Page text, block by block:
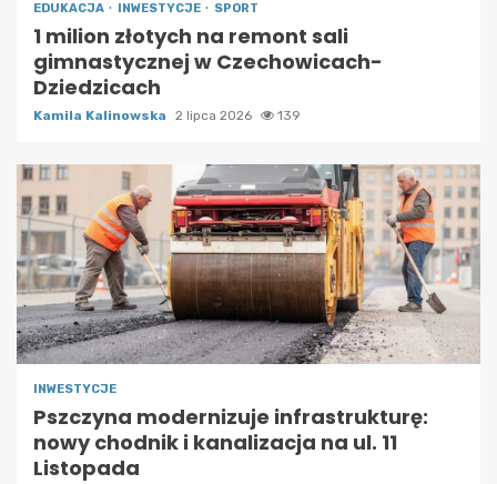
EDUKACJA INWESTYCJE SPORT
1 milion złotych na remont sali
gimnastycznej w Czechowicach-
Dziedzicach
Kamila Kalinowska 2 lipca 2026 139
INWESTYCJE
Pszczyna modernizuje infrastrukturę:
nowy chodnik i kanalizacja na ul. 11
Listopada